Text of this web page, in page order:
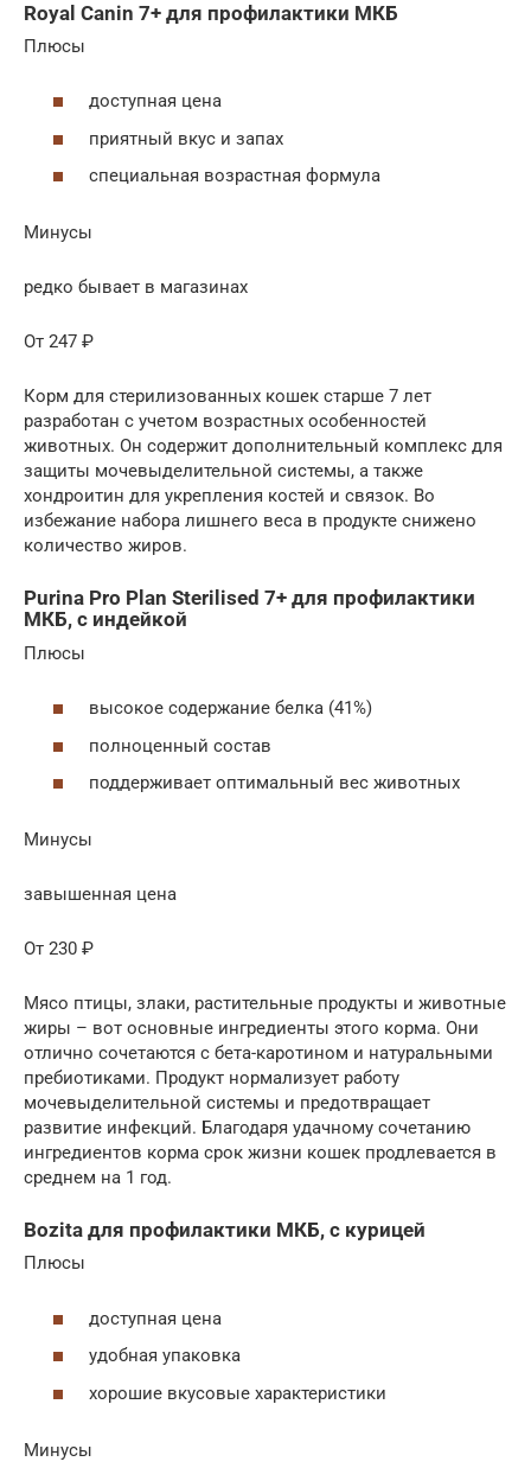
Royal Canin 7+ для профилактики МКБ
Плюсы
доступная цена
приятный вкус и запах
специальная возрастная формула
Минусы
редко бывает в магазинах
От 247 ₽
Корм для стерилизованных кошек старше 7 лет
разработан с учетом возрастных особенностей
животных. Он содержит дополнительный комплекс для
защиты мочевыделительной системы, а также
хондроитин для укрепления костей и связок. Во
избежание набора лишнего веса в продукте снижено
количество жиров.
Purina Pro Plan Sterilised 7+ для профилактики
МКБ, с индейкой
Плюсы
высокое содержание белка (41%)
полноценный состав
поддерживает оптимальный вес животных
Минусы
завышенная цена
От 230 ₽
Мясо птицы, злаки, растительные продукты и животные
жиры – вот основные ингредиенты этого корма. Они
отлично сочетаются с бета-каротином и натуральными
пребиотиками. Продукт нормализует работу
мочевыделительной системы и предотвращает
развитие инфекций. Благодаря удачному сочетанию
ингредиентов корма срок жизни кошек продлевается в
среднем на 1 год.
Bozita для профилактики МКБ, с курицей
Плюсы
доступная цена
удобная упаковка
хорошие вкусовые характеристики
Минусы